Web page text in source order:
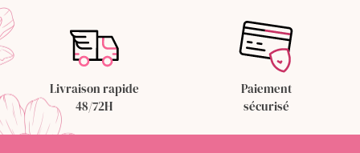
Livraison rapide
48/72H
Paiement
sécurisé